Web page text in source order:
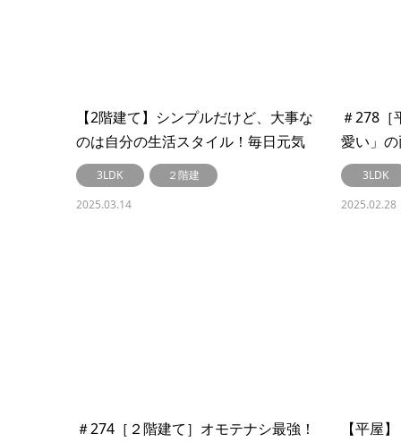
【2階建て】シンプルだけど、大事な
のは自分の生活スタイル！毎日元気
をくれる家＃280
3LDK
２階建
2025.03.14
＃278［
愛い」
【 3LDK
2025.02.28
＃274［２階建て］オモテナシ最強！
【平屋